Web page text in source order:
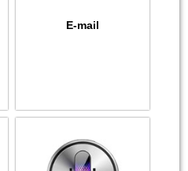
E-mail